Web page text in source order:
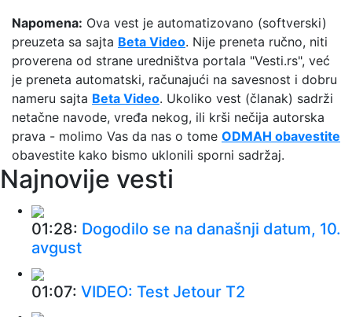
Napomena: Ova vest je automatizovano (softverski)
preuzeta sa sajta Beta Video. Nije preneta ručno, niti
proverena od strane uredništva portala "Vesti.rs", već
je preneta automatski, računajući na savesnost i dobru
nameru sajta Beta Video. Ukoliko vest (članak) sadrži
netačne navode, vređa nekog, ili krši nečija autorska
prava - molimo Vas da nas o tome ODMAH obavestite
obavestite kako bismo uklonili sporni sadržaj.
Najnovije vesti
01:28: Dogodilo se na današnji datum, 10.
avgust
01:07: VIDEO: Test Jetour T2